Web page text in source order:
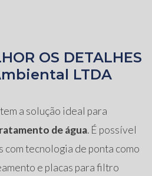
OS DETALHES
LTDA
a solução ideal para
de água. É possível
tecnologia de ponta como
e placas para filtro